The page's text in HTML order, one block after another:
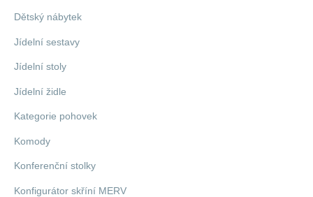
Dětský nábytek
Jídelní sestavy
Jídelní stoly
Jídelní židle
Kategorie pohovek
Komody
Konferenční stolky
Konfigurátor skříní MERV